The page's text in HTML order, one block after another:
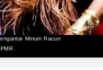
Minum Racun